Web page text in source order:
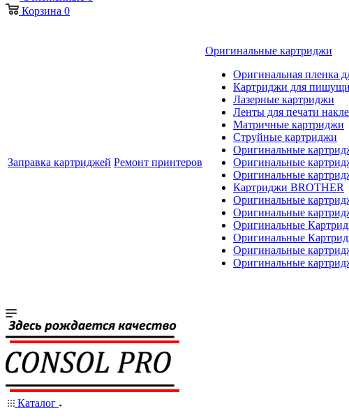
Корзина 0
Заправка картриджей Ремонт принтеров
Оригинальные картриджи
Оригинальная пленка
Картриджи для
Лазерные картриджи
Ленты для печати
Матричные картриджи
Струйные картриджи
Оригинальные
Оригинальные
Оригинальные
Картриджи BROTHER
Оригинальные
Оригинальные
Оригинальные
Оригинальные
Оригинальные
Оригинальные
Каталог